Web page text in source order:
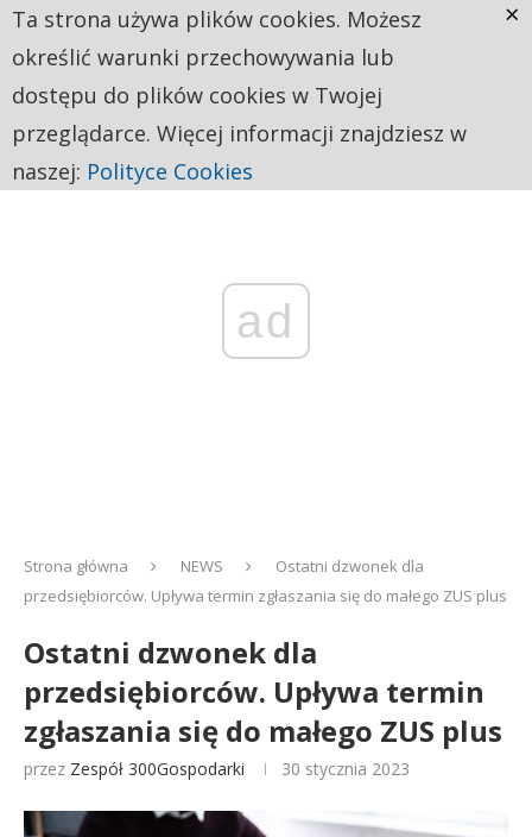
ad
Strona główna NEWS
Ostatni dzwonek dla
przedsiębiorców. Upływa termin zgłaszania się do małego ZUS plus
Ostatni dzwonek dla
przedsiębiorców. Upływa termin
zgłaszania się do małego ZUS plus
przez Zespół 300Gospodarki 30 stycznia 2023
Ta strona używa plików cookies. Możesz
określić warunki przechowywania lub
dostępu do plików cookies w Twojej
przeglądarce. Więcej informacji znajdziesz w
naszej: Polityce Cookies
×